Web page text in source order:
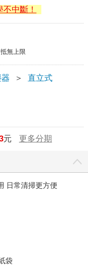
中斷！
無上限
＞ 直立式
元 更多分期
日常清掃更方便
袋